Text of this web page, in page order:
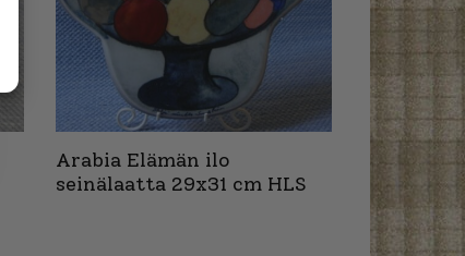
Arabia Elämän ilo
seinälaatta 29x31 cm HLS